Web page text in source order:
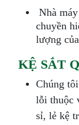
Nhà
chuyền
lượng
KỆ SẮT
Chúng
lỗi thuộc
sỉ, lẻ kệ